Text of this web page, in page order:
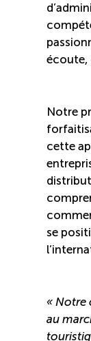
écoute,
Notre
cette
se
« Notre
au